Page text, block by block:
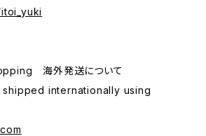
海外発送について
internationally using